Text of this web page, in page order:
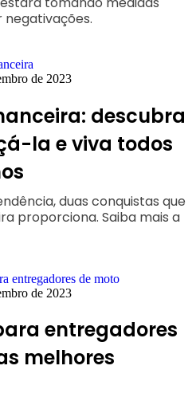
de 2023
descubra
la e viva todos
duas conquistas que
proporciona. Saiba mais a
de 2023
entregadores
melhores